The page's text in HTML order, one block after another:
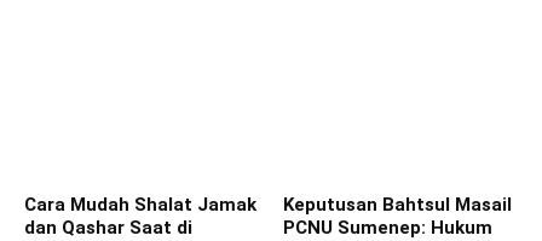
Cara Mudah Shalat Jamak
dan Qashar Saat di
Keputusan Bahtsul Masail
PCNU Sumenep: Hukum